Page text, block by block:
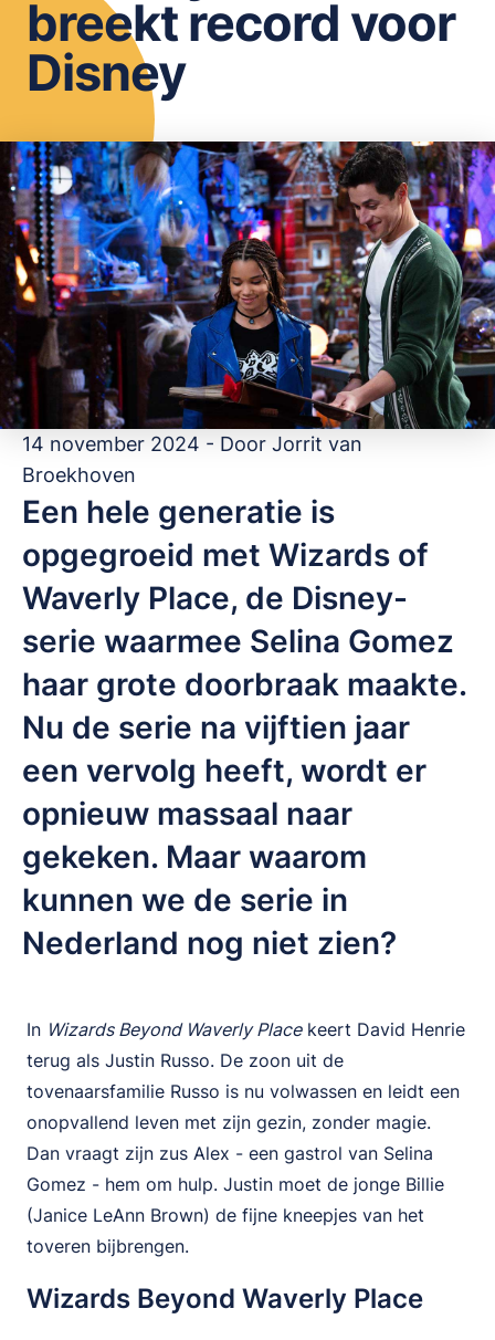
OPSLAAN
breekt record voor
Disney
14 november 2024 - Door Jorrit van
Broekhoven
Een hele generatie is
opgegroeid met Wizards of
Waverly Place, de Disney-
serie waarmee Selina Gomez
haar grote doorbraak maakte.
Nu de serie na vijftien jaar
een vervolg heeft, wordt er
opnieuw massaal naar
gekeken. Maar waarom
kunnen we de serie in
Nederland nog niet zien?
In Wizards Beyond Waverly Placekeert David Henrie
terug als Justin Russo. De zoon uit de
tovenaarsfamilie Russo is nu volwassen en leidt een
onopvallend leven met zijn gezin, zonder magie.
Dan vraagt zijn zus Alex - een gastrol van Selina
Gomez - hem om hulp. Justin moet de jonge Billie
(Janice LeAnn Brown) de fijne kneepjes van het
toveren bijbrengen.
Wizards Beyond Waverly Place